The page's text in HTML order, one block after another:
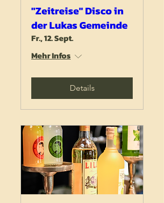
"Zeitreise" Disco in
der Lukas Gemeinde
Fr., 12. Sept.
Mehr Infos
Details